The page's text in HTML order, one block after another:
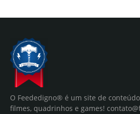
O Feededigno® é um site de
filmes, quadrinhos e games!